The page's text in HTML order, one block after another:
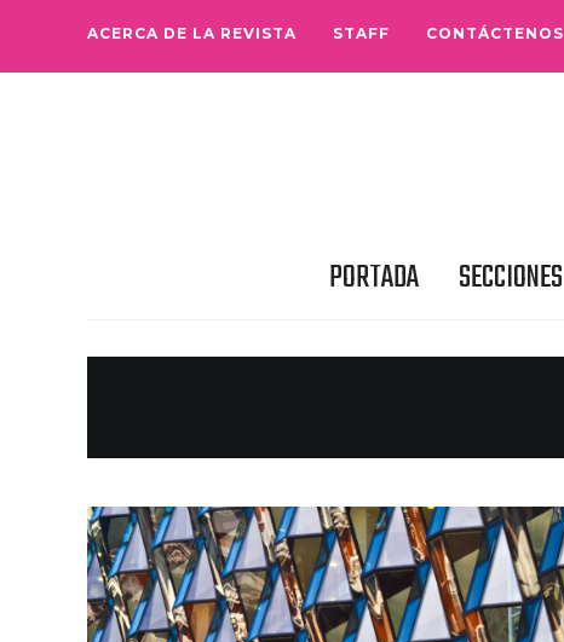
ACERCA DE LA REVISTA STAFF CONTÁCTENOS
PORTADA SECCIONES